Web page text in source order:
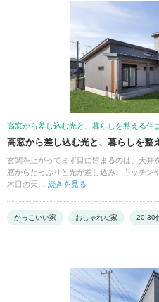
高窓から差し込む光と、暮らしを整える住
高窓から差し込む光と、暮らしを整
玄関を上がってまず目に留まるのは、天井
窓からたっぷりと光が差し込み、キッチン
木目の天… 続きを見る
かっこいい家 おしゃれな家 20-30